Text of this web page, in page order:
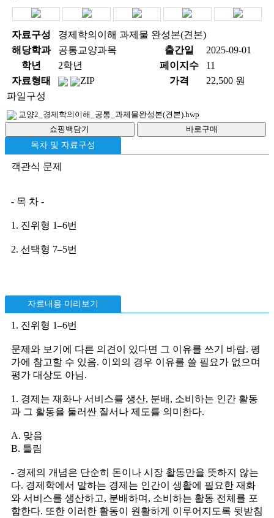
자료구성
경제학의이해 과제물 완성본(견본)
해당학과
공통교양과목 출간일
2025-09-01
학년
2학년 페이지수
11
자료형태
ZIP 가격
22,500 원
파일구성
교양2_경제학의이해_공통_과제물완성본(견본).hwp
목차 및 자료구성
객관식 문제
- 목 차 -
1. 진위형 1–6번
2. 선택형 7–5번
자료내용 미리보기
1. 진위형 1–6번
문제와 보기에 다른 의견이 있다면 그 이유를 쓰기 바람. 평
가에 참고할 수 있음. 이외의 경우 이유를 쓸 필요가 없으며
평가 대상도 아님.
1. 경제는 재화나 서비스를 생산, 분배, 소비하는 인간 활동
과 그 활동을 둘러싼 질서나 제도를 의미한다.
A. 맞음
B. 틀림
- 경제의 개념은 단순히 돈이나 시장 활동만을 뜻하지 않는
다. 경제학에서 말하는 경제는 인간이 생활에 필요한 재화
와 서비스를 생산하고, 분배하며, 소비하는 활동 전체를 포
함한다. 또한 이러한 활동이 원활하게 이루어지도록 뒷받침